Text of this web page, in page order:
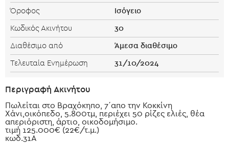
Όροφος Ισόγειο
Κωδικός Ακινήτου 30
Διαθέσιμο από Άμεσα διαθέσιμο
Τελευταία Ενημέρωση 31/10/2024
Περιγραφή Ακινήτου
Πωλείται στο Βραχόκηπο, 7΄απο την Κοκκίνη
Χάνι,οικόπεδο, 5.800τμ, περιέχει 50 ρίζες ελιές, θέα
απεριόριστη, άρτιο, οικοδομήσιμο.
τιμή 125.000€ (22€/τ.μ.)
κωδ.31Α